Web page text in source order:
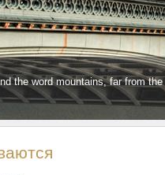
the word mountains, far from